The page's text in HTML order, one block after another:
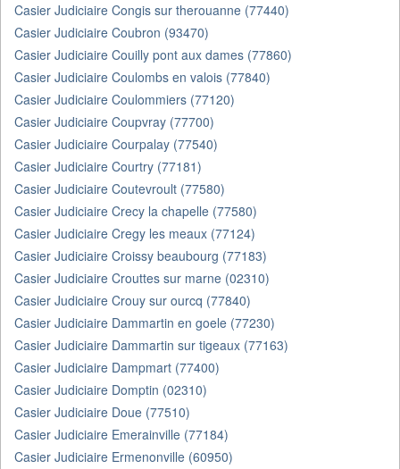
Casier Judiciaire Congis sur therouanne (77440)
Casier Judiciaire Coubron (93470)
Casier Judiciaire Couilly pont aux dames (77860)
Casier Judiciaire Coulombs en valois (77840)
Casier Judiciaire Coulommiers (77120)
Casier Judiciaire Coupvray (77700)
Casier Judiciaire Courpalay (77540)
Casier Judiciaire Courtry (77181)
Casier Judiciaire Coutevroult (77580)
Casier Judiciaire Crecy la chapelle (77580)
Casier Judiciaire Cregy les meaux (77124)
Casier Judiciaire Croissy beaubourg (77183)
Casier Judiciaire Crouttes sur marne (02310)
Casier Judiciaire Crouy sur ourcq (77840)
Casier Judiciaire Dammartin en goele (77230)
Casier Judiciaire Dammartin sur tigeaux (77163)
Casier Judiciaire Dampmart (77400)
Casier Judiciaire Domptin (02310)
Casier Judiciaire Doue (77510)
Casier Judiciaire Emerainville (77184)
Casier Judiciaire Ermenonville (60950)